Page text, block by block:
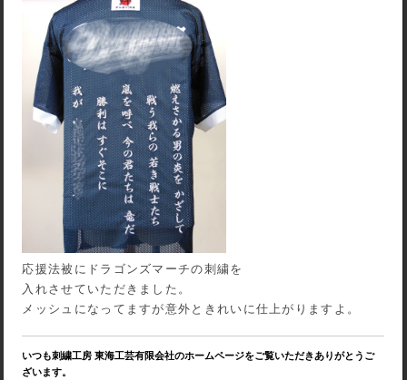
応援法被にドラゴンズマーチの刺繍を
入れさせていただきました。
メッシュになってますが意外ときれいに仕上がりますよ。
いつも刺繍工房 東海工芸有限会社のホームページをご覧いただきありがとうご
ざいます。